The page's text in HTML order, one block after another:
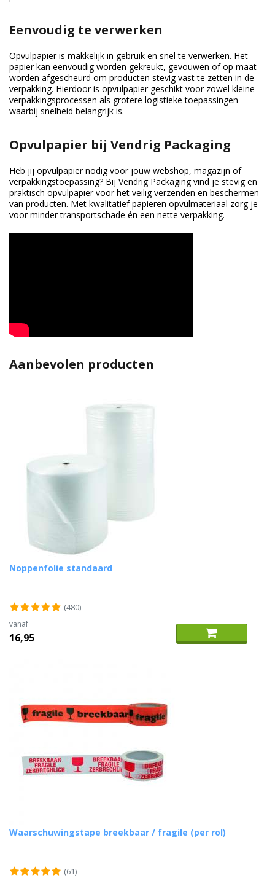
Eenvoudig te verwerken
Opvulpapier is makkelijk in gebruik en snel te verwerken. Het
papier kan eenvoudig worden gekreukt, gevouwen of op maat
worden afgescheurd om producten stevig vast te zetten in de
verpakking. Hierdoor is opvulpapier geschikt voor zowel kleine
verpakkingsprocessen als grotere logistieke toepassingen
waarbij snelheid belangrijk is.
Opvulpapier bij Vendrig Packaging
Heb jij opvulpapier nodig voor jouw webshop, magazijn of
verpakkingstoepassing? Bij Vendrig Packaging vind je stevig en
praktisch opvulpapier voor het veilig verzenden en beschermen
van producten. Met kwalitatief papieren opvulmateriaal zorg je
voor minder transportschade én een nette verpakking.
Aanbevolen producten
Noppenfolie standaard
(480)
vanaf
16,95
Waarschuwingstape breekbaar / fragile (per rol)
(61)